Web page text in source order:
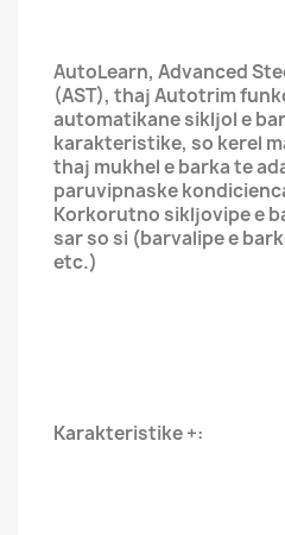
AutoLearn, Advanced
(AST), thaj Autotrim
automatikane sikljol e
karakteristike, so kerel
thaj mukhel e barka te
paruvipnaske
Korkorutno sikljovipe e
sar so si (barvalipe e
etc.)
Karakteristike +: